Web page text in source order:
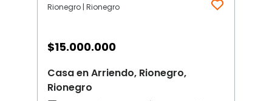
Rionegro | Rionegro
$15.000.000
Casa en Arriendo, Rionegro,
Rionegro